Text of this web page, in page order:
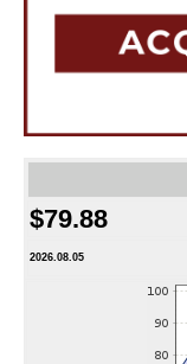
$79.88
2026.08.05